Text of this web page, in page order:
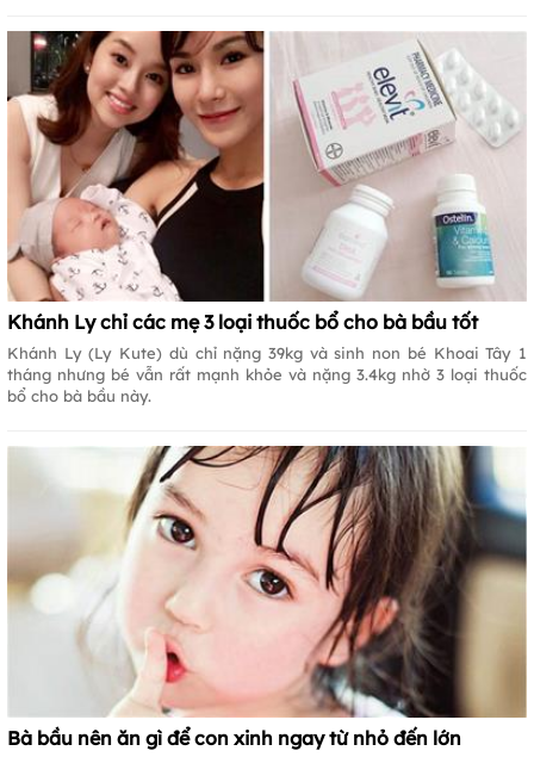
Khánh Ly chỉ các mẹ 3 loại thuốc bổ cho bà bầu tốt
Khánh Ly (Ly Kute) dù chỉ nặng 39kg và sinh non bé Khoai Tây 1
tháng nhưng bé vẫn rất mạnh khỏe và nặng 3.4kg nhờ 3 loại thuốc
bổ cho bà bầu này.
Bà bầu nên ăn gì để con xinh ngay từ nhỏ đến lớn